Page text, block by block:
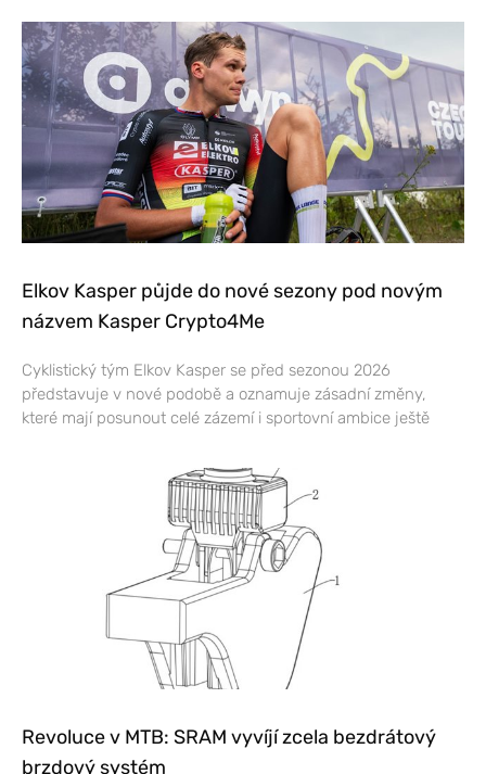
Elkov Kasper půjde do nové sezony pod novým
názvem Kasper Crypto4Me
Cyklistický tým Elkov Kasper se před sezonou 2026
představuje v nové podobě a oznamuje zásadní změny,
které mají posunout celé zázemí i sportovní ambice ještě
Revoluce v MTB: SRAM vyvíjí zcela bezdrátový
brzdový systém